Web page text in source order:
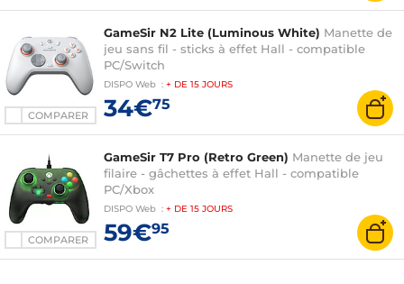
COMPARER
GameSir N2 Lite (Luminous White) Manette de
jeu sans fil - sticks à effet Hall - compatible
PC/Switch
DISPO Web : + DE 15 JOURS
34€75
COMPARER
GameSir T7 Pro (Retro Green) Manette de jeu
filaire - gâchettes à effet Hall - compatible
PC/Xbox
DISPO Web : + DE 15 JOURS
59€95